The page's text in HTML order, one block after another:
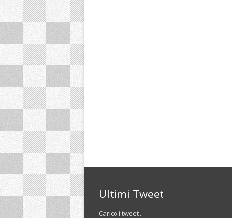
Ultimi Tweet
Carico i tweet...